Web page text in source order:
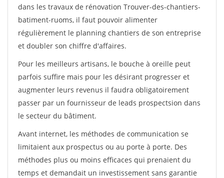
dans les travaux de rénovation Trouver-des-chantiers-
batiment-ruoms, il faut pouvoir alimenter
régulièrement le planning chantiers de son entreprise
et doubler son chiffre d'affaires.
Pour les meilleurs artisans, le bouche à oreille peut
parfois suffire mais pour les désirant progresser et
augmenter leurs revenus il faudra obligatoirement
passer par un fournisseur de leads prospectsion dans
le secteur du bâtiment.
Avant internet, les méthodes de communication se
limitaient aux prospectus ou au porte à porte. Des
méthodes plus ou moins efficaces qui prenaient du
temps et demandait un investissement sans garantie